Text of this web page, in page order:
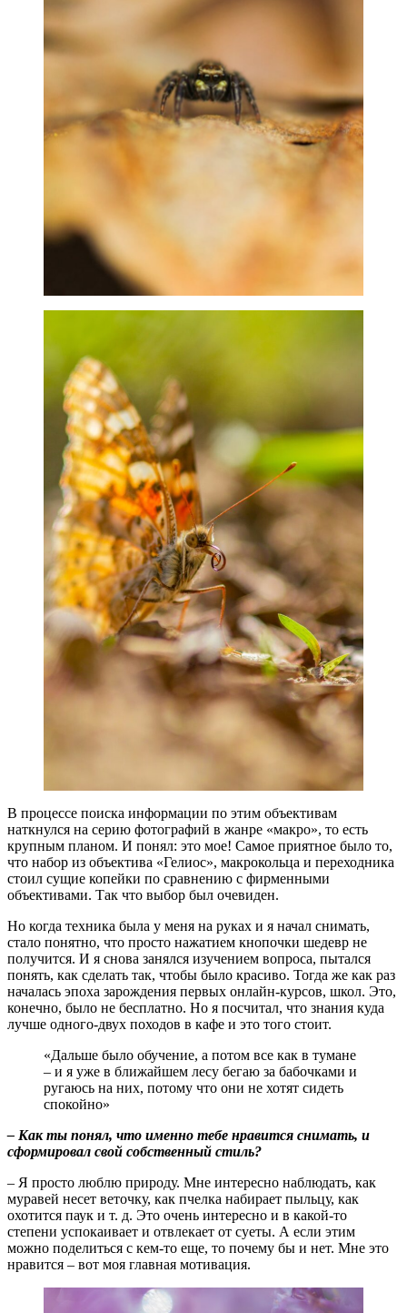
В процессе поиска информации по этим объективам
наткнулся на серию фотографий в жанре «макро», то есть
крупным планом. И понял: это мое! Самое приятное было то,
что набор из объектива «Гелиос», макрокольца и переходника
стоил сущие копейки по сравнению с фирменными
объективами. Так что выбор был очевиден.
Но когда техника была у меня на руках и я начал снимать,
стало понятно, что просто нажатием кнопочки шедевр не
получится. И я снова занялся изучением вопроса, пытался
понять, как сделать так, чтобы было красиво. Тогда же как раз
началась эпоха зарождения первых онлайн-курсов, школ. Это,
конечно, было не бесплатно. Но я посчитал, что знания куда
лучше одного-двух походов в кафе и это того стоит.
«Дальше было обучение, а потом все как в тумане
– и я уже в ближайшем лесу бегаю за бабочками и
ругаюсь на них, потому что они не хотят сидеть
спокойно»
– Как ты понял, что именно тебе нравится снимать, и
сформировал свой собственный стиль?
– Я просто люблю природу. Мне интересно наблюдать, как
муравей несет веточку, как пчелка набирает пыльцу, как
охотится паук и т. д. Это очень интересно и в какой-то
степени успокаивает и отвлекает от суеты. А если этим
можно поделиться с кем-то еще, то почему бы и нет. Мне это
нравится – вот моя главная мотивация.